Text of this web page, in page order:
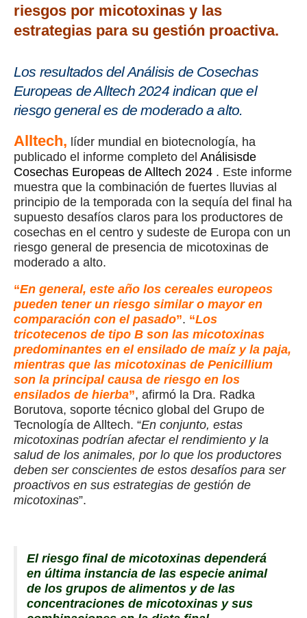
riesgos por micotoxinas y las
estrategias para su gestión proactiva.
Los resultados del Análisis de Cosechas
Europeas de Alltech 2024 indican que el
riesgo general es de moderado a alto.
Alltech, líder mundial en biotecnología, ha
publicado el informe completo del Análisisde
Cosechas Europeas de Alltech 2024 . Este informe
muestra que la combinación de fuertes lluvias al
principio de la temporada con la sequía del final ha
supuesto desafíos claros para los productores de
cosechas en el centro y sudeste de Europa con un
riesgo general de presencia de micotoxinas de
moderado a alto.
“En general, este año los cereales europeos
pueden tener un riesgo similar o mayor en
comparación con el pasado”. “Los
tricotecenos de tipo B son las micotoxinas
predominantes en el ensilado de maíz y la paja,
mientras que las micotoxinas de Penicillium
son la principal causa de riesgo en los
ensilados de hierba”, afirmó la Dra. Radka
Borutova, soporte técnico global del Grupo de
Tecnología de Alltech. “En conjunto, estas
micotoxinas podrían afectar el rendimiento y la
salud de los animales, por lo que los productores
deben ser conscientes de estos desafíos para ser
proactivos en sus estrategias de gestión de
micotoxinas”.
El riesgo final de micotoxinas dependerá
en última instancia de las especie animal
de los grupos de alimentos y de las
concentraciones de micotoxinas y sus